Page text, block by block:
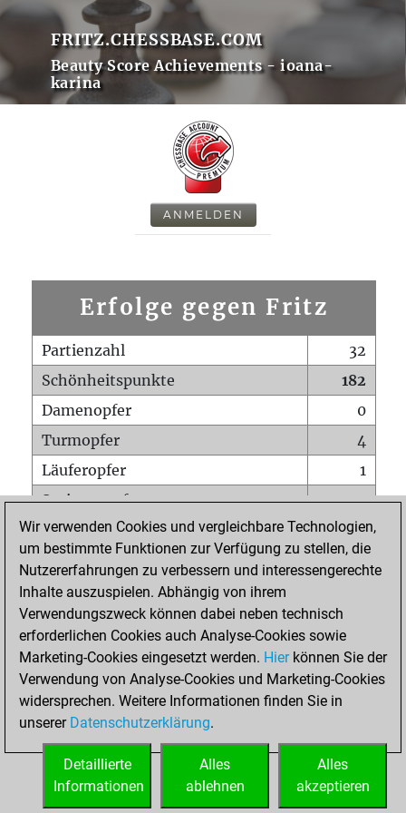
FRITZ.CHESSBASE.COM
Beauty Score Achievements - ioana-
karina
ANMELDEN
Erfolge gegen Fritz
Partienzahl
32
Schönheitspunkte
182
Damenopfer
0
Turmopfer
4
Läuferopfer
1
Springeropfer
3
Bauernopfer
5
Matt auf vollem Brett
0
Bauer setzt Matt
Erstickte Matts
Unterverwandlungen
0
Türme auf der siebten
0
STARTSEITE
Wir verwenden Cookies und vergleichbare Technologien,
um bestimmte Funktionen zur Verfügung zu stellen, die
Nutzererfahrungen zu verbessern und interessengerechte
Inhalte auszuspielen. Abhängig von ihrem
Verwendungszweck können dabei neben technisch
erforderlichen Cookies auch Analyse-Cookies sowie
Marketing-Cookies eingesetzt werden. Hierkönnen Sie der
Verwendung von Analyse-Cookies und Marketing-Cookies
widersprechen. Weitere Informationen finden Sie in
unserer Datenschutzerklärung.
Alles
akzeptieren
Alles
ablehnen
Detaillierte
Informationen